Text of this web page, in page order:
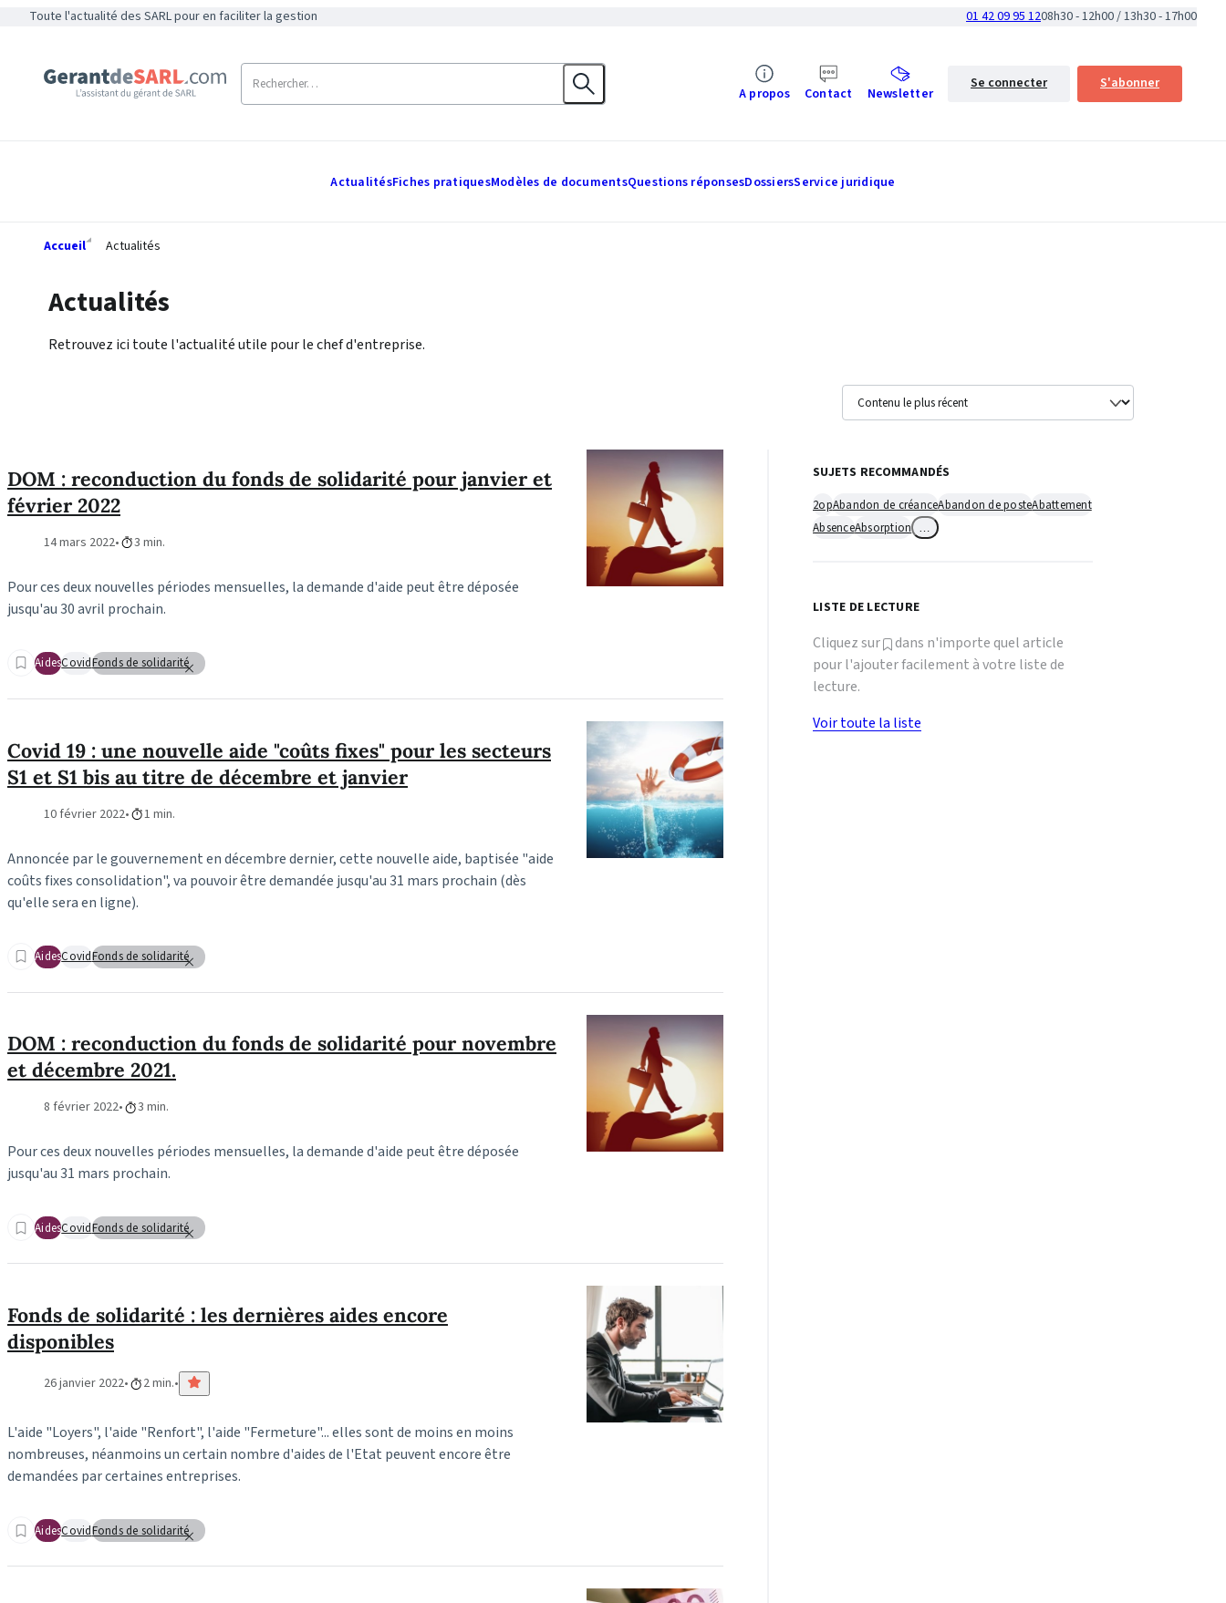
Toute l'actualité des SARL pour en faciliter la gestion 01 42 09 95 1208h30 - 12h00 / 13h30 - 17h00
A propos Contact Newsletter
Se connecter S'abonner
ActualitésFiches pratiquesModèles de documentsQuestions réponsesDossiersService juridique
Accueil Actualités
Actualités
Retrouvez ici toute l'actualité utile pour le chef d'entreprise.
DOM : reconduction du fonds de solidarité pour janvier et
février 2022
14 mars 2022 3 min.
Pour ces deux nouvelles périodes mensuelles, la demande d'aide peut être déposée
jusqu'au 30 avril prochain.
AidesCovidFonds de solidarité
Covid 19 : une nouvelle aide "coûts fixes" pour les secteurs
S1 et S1 bis au titre de décembre et janvier
10 février 2022 1 min.
Annoncée par le gouvernement en décembre dernier, cette nouvelle aide, baptisée "aide
coûts fixes consolidation", va pouvoir être demandée jusqu'au 31 mars prochain (dès
qu'elle sera en ligne).
AidesCovidFonds de solidarité
DOM : reconduction du fonds de solidarité pour novembre
et décembre 2021.
8 février 2022 3 min.
Pour ces deux nouvelles périodes mensuelles, la demande d'aide peut être déposée
jusqu'au 31 mars prochain.
AidesCovidFonds de solidarité
Fonds de solidarité : les dernières aides encore
disponibles
26 janvier 2022 2 min.
L'aide "Loyers", l'aide "Renfort", l'aide "Fermeture"... elles sont de moins en moins
nombreuses, néanmoins un certain nombre d'aides de l'Etat peuvent encore être
demandées par certaines entreprises.
AidesCovidFonds de solidarité
SUJETS RECOMMANDÉS
2opAbandon de créanceAbandon de posteAbattement
AbsenceAbsorption
LISTE DE LECTURE
Cliquez sur
dans n'importe quel article
pour l'ajouter facilement à votre liste de
lecture.
Voir toute la liste